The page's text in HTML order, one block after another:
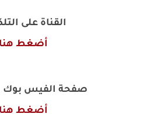
القناة على
أضغط هنا
صفحة الفيس بوك
أضغط هنا